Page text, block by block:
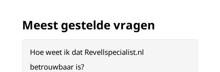
Meest gestelde vragen
Hoe weet ik dat Revellspecialist.nl
betrouwbaar is?